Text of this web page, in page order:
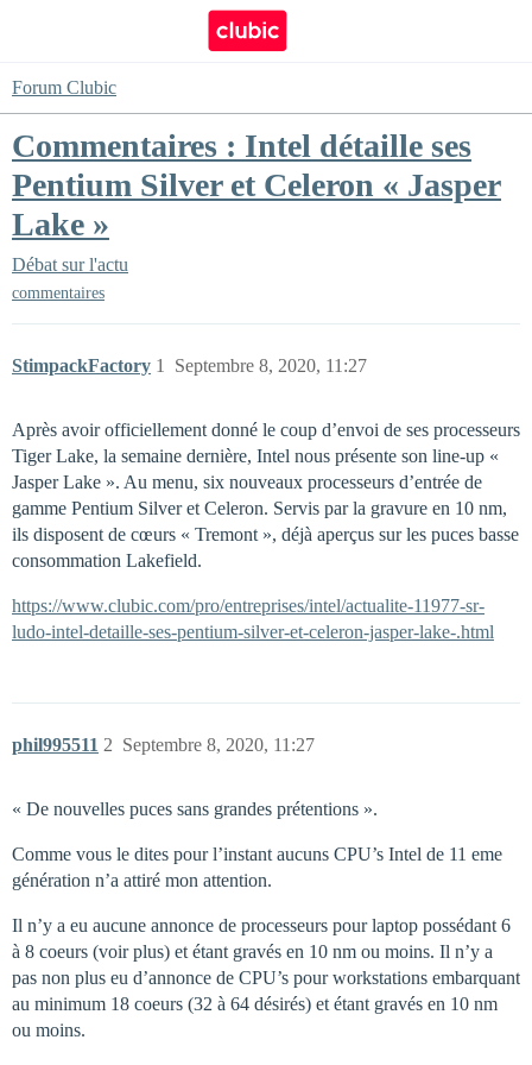
Forum Clubic
Commentaires : Intel détaille ses
Pentium Silver et Celeron « Jasper
Lake »
Débat sur l'actu
commentaires
StimpackFactory Septembre 8, 2020, 11:27
1
Après avoir officiellement donné le coup d’envoi de ses processeurs
Tiger Lake, la semaine dernière, Intel nous présente son line-up «
Jasper Lake ». Au menu, six nouveaux processeurs d’entrée de
gamme Pentium Silver et Celeron. Servis par la gravure en 10 nm,
ils disposent de cœurs « Tremont », déjà aperçus sur les puces basse
consommation Lakefield.
https://www.clubic.com/pro/entreprises/intel/actualite-11977-sr-
ludo-intel-detaille-ses-pentium-silver-et-celeron-jasper-lake-.html
phil995511 Septembre 8, 2020, 11:27
2
« De nouvelles puces sans grandes prétentions ».
Comme vous le dites pour l’instant aucuns CPU’s Intel de 11 eme
génération n’a attiré mon attention.
Il n’y a eu aucune annonce de processeurs pour laptop possédant 6
à 8 coeurs (voir plus) et étant gravés en 10 nm ou moins. Il n’y a
pas non plus eu d’annonce de CPU’s pour workstations embarquant
au minimum 18 coeurs (32 à 64 désirés) et étant gravés en 10 nm
ou moins.